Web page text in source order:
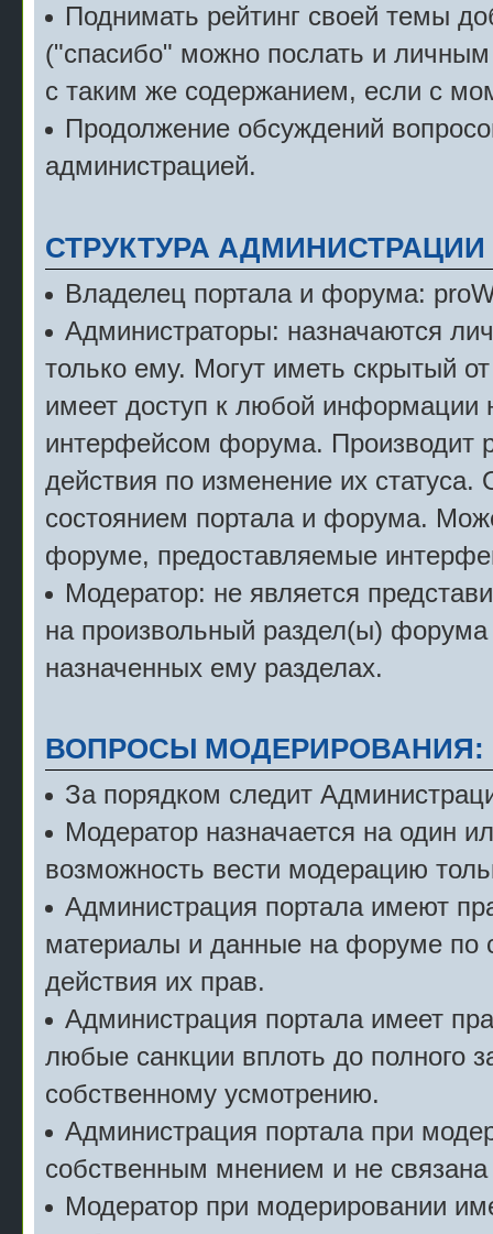
Поднимать рейтинг своей темы
("спасибо" можно послать и
с таким же содержанием, если с
Продолжение обсуждений
администрацией.
СТРУКТУРА
Владелец портала и форума:
Администраторы: назначаются
только ему. Могут иметь скрытый
имеет доступ к любой информации
интерфейсом форума. Производит
действия по изменение их
состоянием портала и форума.
форуме, предоставляемые
Модератор: не является
на произвольный раздел(ы) форума
назначенных ему разделах.
ВОПРОСЫ МОДЕРИРОВАНИЯ:
За порядком следит
Модератор назначается на один
возможность вести модерацию
Администрация портала имеют
материалы и данные на форуме по
действия их прав.
Администрация портала имеет
любые санкции вплоть до полного
собственному усмотрению.
Администрация портала при
собственным мнением и не
Модератор при модерировании